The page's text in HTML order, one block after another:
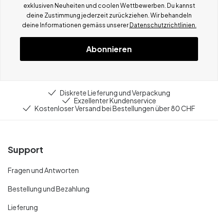
exklusiven Neuheiten und coolen Wettbewerben. Du kannst
deine Zustimmung jederzeit zurückziehen. Wir behandeln
deine Informationen gemäss unserer Datenschutzrichtlinien.
Abonnieren
Diskrete Lieferung und Verpackung
Exzellenter Kundenservice
Kostenloser Versand bei Bestellungen über 80 CHF
Support
Fragen und Antworten
Bestellung und Bezahlung
Lieferung